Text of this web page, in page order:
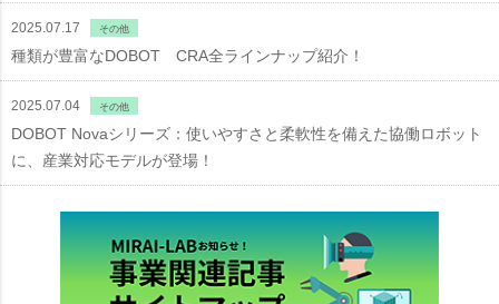
2025.07.17 その他
種類が豊富なDOBOT CRA全ラインナップ紹介！
2025.07.04 その他
DOBOT Novaシリーズ：使いやすさと柔軟性を備えた協働ロボット
に、産業対応モデルが登場！